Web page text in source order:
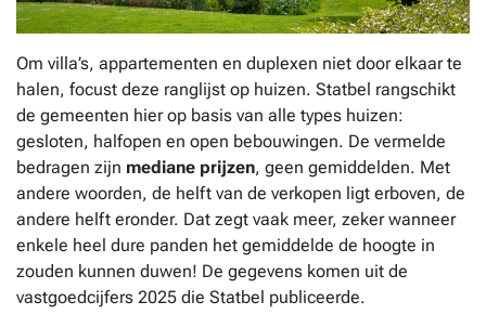
Om villa’s, appartementen en duplexen niet door elkaar te
halen, focust deze ranglijst op huizen. Statbel rangschikt
de gemeenten hier op basis van alle types huizen:
gesloten, halfopen en open bebouwingen. De vermelde
bedragen zijn mediane prijzen, geen gemiddelden. Met
andere woorden, de helft van de verkopen ligt erboven, de
andere helft eronder. Dat zegt vaak meer, zeker wanneer
enkele heel dure panden het gemiddelde de hoogte in
zouden kunnen duwen! De gegevens komen uit de
vastgoedcijfers 2025 die Statbel publiceerde.